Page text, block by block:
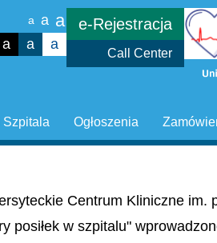
a a a
a a a
e-Rejestracja
Call Center
Ogłoszenia
Szpitala
Centrum Kliniczne
posiłek w szpitalu"